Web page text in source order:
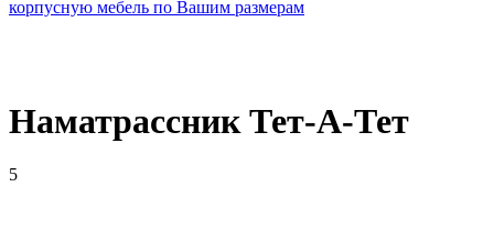
корпусную мебель по Вашим размерам
Наматрассник Тет-А-Тет
5